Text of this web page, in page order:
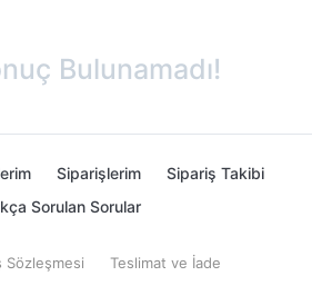
Bulunamadı!
Siparişlerim
Sipariş Takibi
Sorulan Sorular
Sözleşmesi
Teslimat ve İade